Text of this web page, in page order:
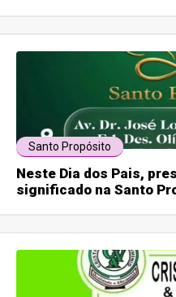
Santo Propósito
Neste Dia dos Pais,
significado na Santo